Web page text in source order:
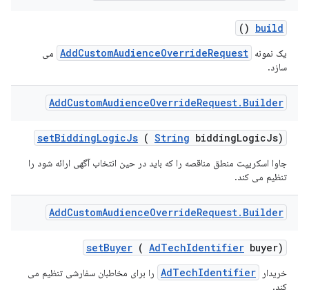
build
()
یک نمونه AddCustomAudienceOverrideRequest می
سازد.
AddCustomAudienceOverrideRequest. Builder
setBiddingLogicJs ( String biddingLogicJs)
جاوا اسکریپت منطق مناقصه را که باید در حین انتخاب آگهی ارائه شود را
تنظیم می کند.
AddCustomAudienceOverrideRequest. Builder
setBuyer ( AdTechIdentifier buyer)
خریدار AdTechIdentifier را برای مخاطبان سفارشی تنظیم می
کند.